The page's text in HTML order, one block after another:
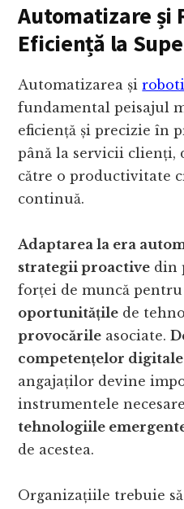
Automatizare și
Eficiență la
Automatizarea și
fundamental peisajul
eficiență și precizie în
până la servicii clienți,
către o productivitate
continuă.
Adaptarea la era
strategii proactive din
forței de muncă
oportunitățile de
provocările asociate.
competențelor digitale
angajaților devine
instrumentele
tehnologiile
de acestea.
Organizațiile trebuie